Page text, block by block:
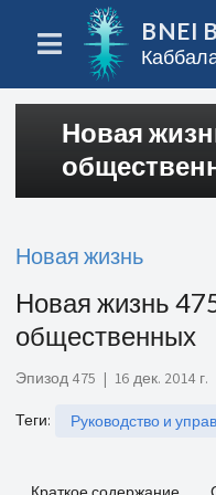
BNEI
Новая
Новая жизнь
Новая жизнь
общественных
Эпизод 475 | 16 дек. 2014 г.
Теги: Руководство и
Краткое содержание